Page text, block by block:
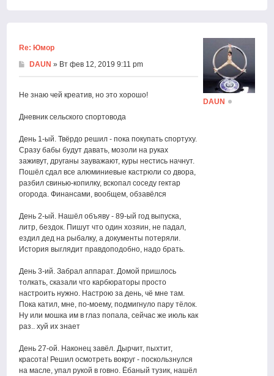
Re: Юмор
DAUN » Вт фев 12, 2019 9:11 pm
Не знаю чей креатив, но это хорошо!
Дневник сельского спортовода
День 1-ый. Твёрдо решил - пока покупать спортуху.
Сразу бабы будут давать, мозоли на руках
заживут, друганы зауважают, куры нестись начнут.
Пошёл сдал все алюминиевые кастрюли со двора,
разбил свинью-копилку, вскопал соседу гектар
огорода. Финансами, вообщем, обзавёлся
День 2-ый. Нашёл объяву - 89-ый год выпуска,
литр, бездок. Пишут что один хозяин, не падал,
ездил дед на рыбалку, а документы потеряли.
История выглядит правдоподобно, надо брать.
День 3-ий. Забрал аппарат. Домой пришлось
толкать, сказали что карбюраторы просто
настроить нужно. Настрою за день, чё мне там.
Пока катил, мне, по-моему, подмигнуло пару тёлок.
Ну или мошка им в глаз попала, сейчас же июль как
раз.. хуй их знает
День 27-ой. Наконец завёл. Дырчит, пыхтит,
красота! Решил осмотреть вокруг - поскользнулся
на масле, упал рукой в говно. Ёбаный тузик, нашёл
DAUN